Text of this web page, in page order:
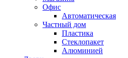
Офис
Автоматическая
Частный дом
Пластика
Стеклопакет
Алюминией